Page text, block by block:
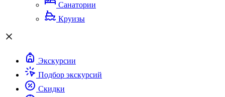
Санатории
Круизы
Экскурсии
Подбор экскурсий
Скидки